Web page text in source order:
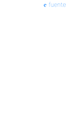
fuente